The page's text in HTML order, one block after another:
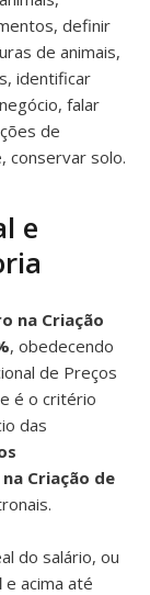
definir
de animais,
identificar
falar
de
conservar solo.
e
na Criação
, obedecendo
de Preços
é o critério
das
Criação de
do salário, ou
e acima até